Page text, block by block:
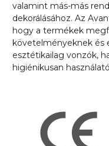
valamint más-más
dekorálásához. Az
hogy a termékek
követelményeknek és
esztétikailag vonzók,
higiénikusan